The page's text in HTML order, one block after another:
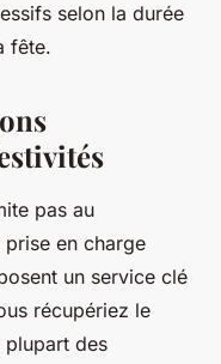
selon la durée
fête.
pas au
en charge
un service clé
récupériez le
plupart des